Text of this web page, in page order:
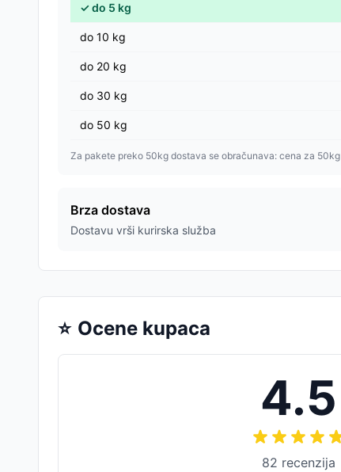
✓do 5 kg
do 10 kg
do 20 kg
do 30 kg
do 50 kg
Za pakete preko 50kg dostava se obračunava: cena za
Brza dostava
Dostavu vrši kurirska služba
⭐ Ocene kupaca
4.5
82 recenzija